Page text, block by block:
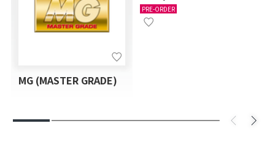
MG (MASTER GRADE)
PRE-ORDER